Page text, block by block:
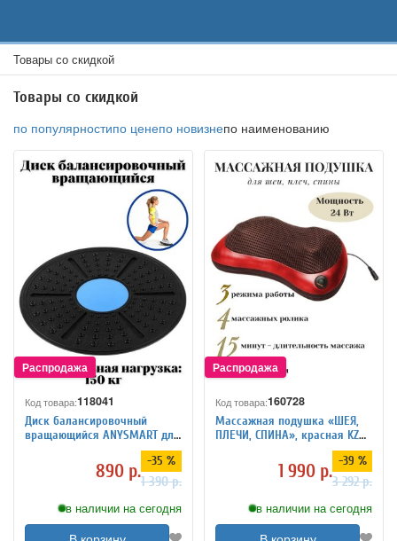
Товары со скидкой
Товары со скидкой
по популярностипо ценепо новизнепо наименованию
Код товара:118041
Диск балансировочный
вращающийся ANYSMART для
890 р. -35 %
1 390 р.
в наличии на сегодня
Код товара:160728
Массажная подушка «ШЕЯ,
ПЛЕЧИ, СПИНА», красная KZ
1 990 р. -39 %
3 292 р.
в наличии на сегодня